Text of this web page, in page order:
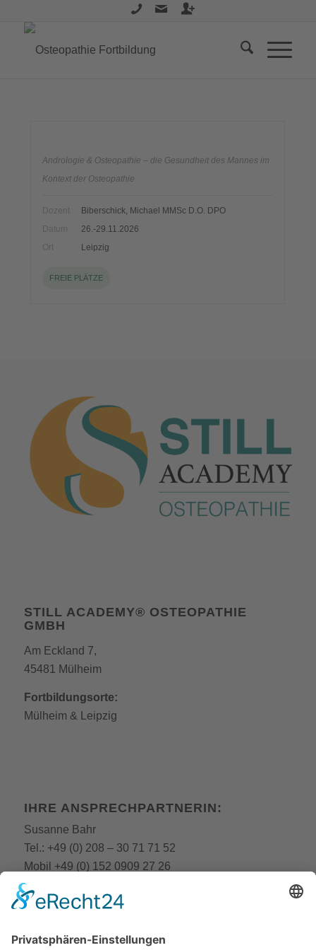
Andrologie & Osteopathie – die Gesundheit des Mannes im
Kontext der Osteopathie
Dozent
Biberschick, Michael MMSc D.O. DPO
Datum
26.-29.11.2026
Ort
Leipzig
FREIE PLÄTZE
STILL ACADEMY® OSTEOPATHIE
GMBH
Am Eckland 7,
45481 Mülheim
Fortbildungsorte:
Mülheim & Leipzig
IHRE ANSPRECHPARTNERIN:
Susanne Bahr
Tel.: +49 (0) 208 – 30 71 71 52
Mobil +49 (0) 152 0909 27 26
E-Mail:
E-Mail:bahr @still-academy.de